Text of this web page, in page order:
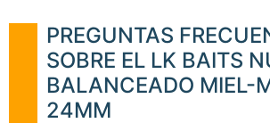
PREGUNTAS
SOBRE EL LK BAITS
BALANCEADO MIEL-
24MM